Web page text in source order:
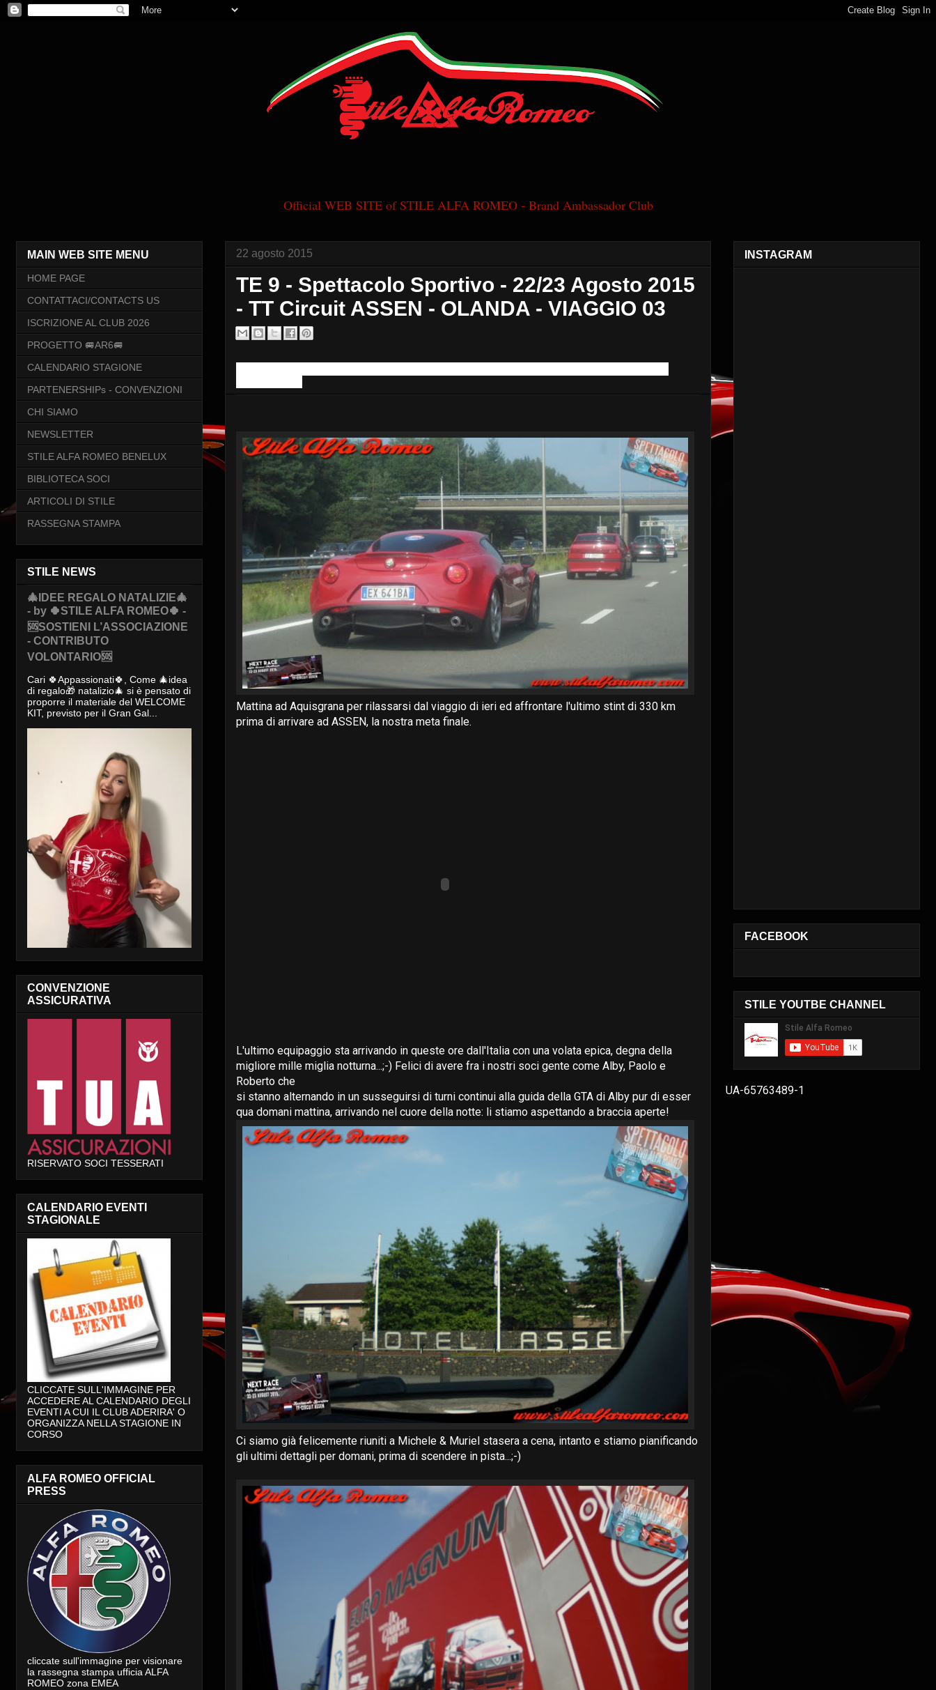
Official WEB SITE of STILE ALFA ROMEO - Brand Ambassador Club
22 agosto 2015
TE 9 - Spettacolo Sportivo - 22/23 Agosto 2015
- TT Circuit ASSEN - OLANDA - VIAGGIO 03
Mattina ad Aquisgrana per rilassarsi dal viaggio di ieri ed affrontare l'ultimo stint di 330 km
prima di arrivare ad ASSEN, la nostra meta finale.
L'ultimo equipaggio sta arrivando in queste ore dall'Italia con una volata epica, degna della
migliore mille miglia notturna...;-) Felici di avere fra i nostri soci gente come Alby, Paolo e
Roberto che
si stanno alternando in un susseguirsi di turni continui alla guida della GTA di Alby pur di esser
qua domani mattina, arrivando nel cuore della notte: li stiamo aspettando a braccia aperte!
Ci siamo già felicemente riuniti a Michele & Muriel stasera a cena, intanto e stiamo pianificando
gli ultimi dettagli per domani, prima di scendere in pista...;-)
MAIN WEB SITE MENU
HOME PAGE
CONTATTACI/CONTACTS US
ISCRIZIONE AL CLUB 2026
PROGETTO 🚐AR6🚐
CALENDARIO STAGIONE
PARTENERSHIPs - CONVENZIONI
CHI SIAMO
NEWSLETTER
STILE ALFA ROMEO BENELUX
BIBLIOTECA SOCI
ARTICOLI DI STILE
RASSEGNA STAMPA
STILE NEWS
🎄IDEE REGALO NATALIZIE🎄
- by 🍀STILE ALFA ROMEO🍀 -
🆘SOSTIENI L’ASSOCIAZIONE
- CONTRIBUTO
VOLONTARIO🆘
Cari 🍀Appassionati🍀, Come 🎄idea
di regalo🎁 natalizio🎄 si è pensato di
proporre il materiale del WELCOME
KIT, previsto per il Gran Gal...
CONVENZIONE
ASSICURATIVA
RISERVATO SOCI TESSERATI
CALENDARIO EVENTI
STAGIONALE
CLICCATE SULL'IMMAGINE PER
ACCEDERE AL CALENDARIO DEGLI
EVENTI A CUI IL CLUB ADERIRA' O
ORGANIZZA NELLA STAGIONE IN
CORSO
ALFA ROMEO OFFICIAL
PRESS
cliccate sull'immagine per visionare
la rassegna stampa ufficia ALFA
ROMEO zona EMEA
INSTAGRAM
FACEBOOK
STILE YOUTBE CHANNEL
UA-65763489-1